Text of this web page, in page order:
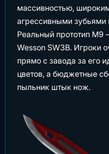
массивностью,
агрессивными зубьями
Реальный прототип М9
Wesson SW3B. Игроки
прямо с завода за его
цветов, а бюджетные
пыльник штык нож.